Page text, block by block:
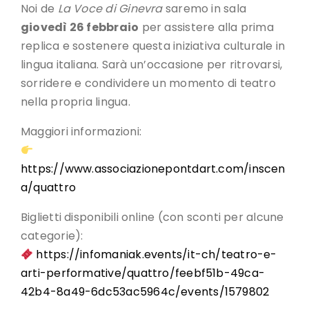
Noi de La Voce di Ginevrasaremo in sala
giovedì 26 febbraio per assistere alla prima
replica e sostenere questa iniziativa culturale in
lingua italiana. Sarà un’occasione per ritrovarsi,
sorridere e condividere un momento di teatro
nella propria lingua.
Maggiori informazioni:
https://www.associazionepontdart.com/inscen
a/quattro
Biglietti disponibili online (con sconti per alcune
categorie):
https://infomaniak.events/it-ch/teatro-e-
arti-performative/quattro/feebf51b-49ca-
42b4-8a49-6dc53ac5964c/events/1579802